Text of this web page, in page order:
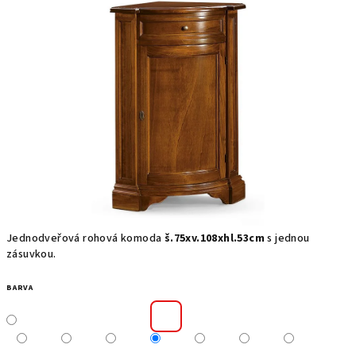
Jednodveřová rohová komoda š.75xv.108xhl.53cms jednou
zásuvkou.
BARVA
hvězdiček.